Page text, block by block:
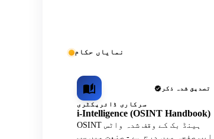
نمایاں حکام
تصدیق شدہ ذکر
سرکاری ڈائریکٹری
i-Intelligence (OSINT Handbook)
OSINT ہینڈ بک کے وقف شدہ واٹس
ایپ صفحہ میں درج ہے - صنعت میں سب